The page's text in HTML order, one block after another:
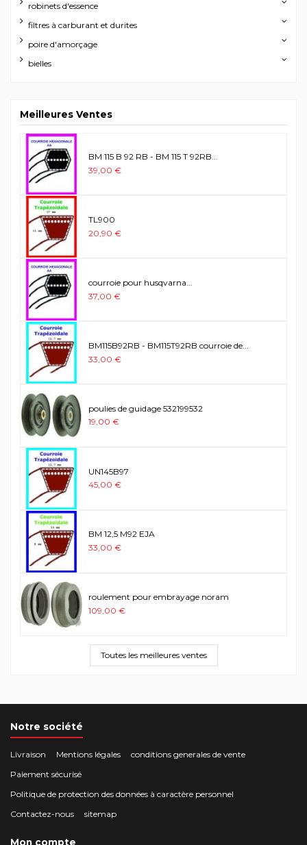
robinets d'essence
filtres à carburant et durites
poire d'amorçage
bielles
Meilleures Ventes
BM 115 B 92 RB - BM 115 T 92RB...
39,00 €
TL900
20,90 €
courroie pour husqvarna...
37,00 €
BM115B92RB - BM115T92RB courroie de...
33,00 €
poulies de guidage 532199532
19,00 €
UN145B97
45,00 €
BM 12,5 M92 EJA
33,00 €
roulement pour embrayage noram
109,00 €
Toutes les meilleures ventes
Notre société
Livraison Mentions légales
conditions generales de vente
Paiement sécurisé
Politique de protection des données à caractère personnel
Contactez-nous
sitemap
Mon compte